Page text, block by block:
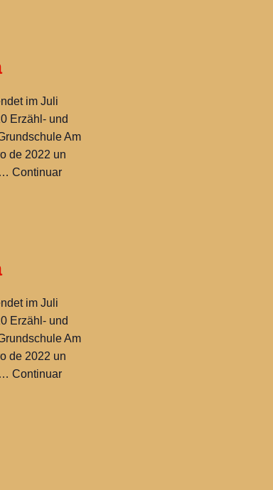
im Juli
Erzähl- und
Am
de 2022 un
…Continuar
im Juli
Erzähl- und
Am
de 2022 un
…Continuar